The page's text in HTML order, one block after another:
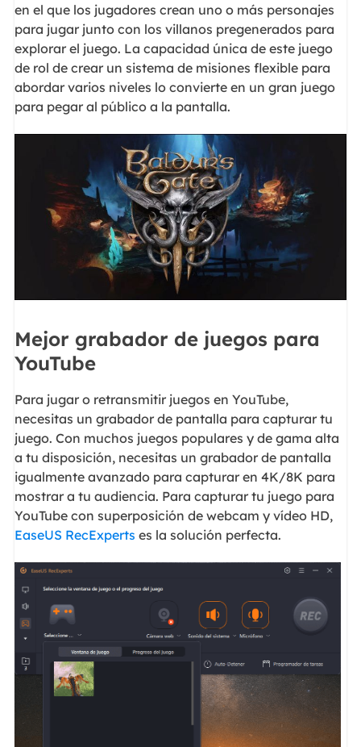
en el que los jugadores crean uno o más personajes
para jugar junto con los villanos pregenerados para
explorar el juego. La capacidad única de este juego
de rol de crear un sistema de misiones flexible para
abordar varios niveles lo convierte en un gran juego
para pegar al público a la pantalla.
Mejor grabador de juegos para
YouTube
Para jugar o retransmitir juegos en YouTube,
necesitas un grabador de pantalla para capturar tu
juego. Con muchos juegos populares y de gama alta
a tu disposición, necesitas un grabador de pantalla
igualmente avanzado para capturar en 4K/8K para
mostrar a tu audiencia. Para capturar tu juego para
YouTube con superposición de webcam y vídeo HD,
EaseUS RecExperts es la solución perfecta.